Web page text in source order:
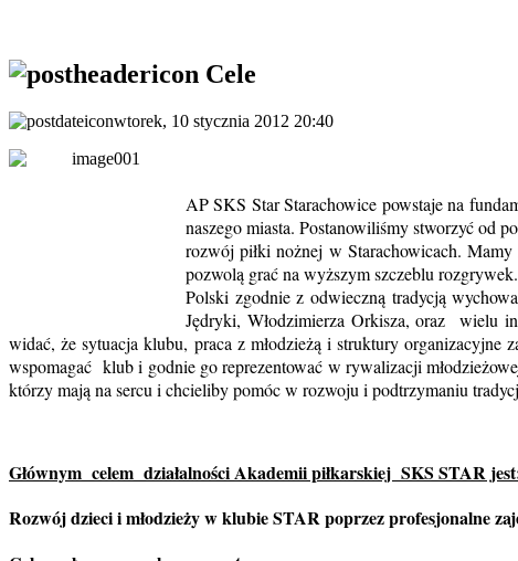
Cele
wtorek, 10 stycznia 2012 20:40
AP SKS Star Starachowice powstaje na
naszego miasta. Postanowiliśmy stworzyć od
rozwój piłki nożnej w Starachowicach.
pozwolą grać na wyższym szczeblu
Polski zgodnie z odwieczną tradycją
Jędryki, Włodzimierza Orkisza, oraz wielu
widać, że sytuacja klubu, praca z młodzieżą i struktury
wspomagać klub i godnie go reprezentować w rywalizacji
którzy mają na sercu i chcieliby pomóc w rozwoju i podtrzymaniu
Głównym celem działalności Akademii piłkarskiej SKS STAR
Rozwój dzieci i młodzieży w klubie STAR poprzez profesjonalne